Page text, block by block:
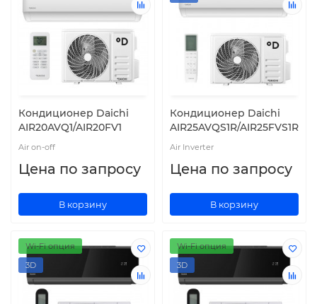
Кондиционер Daichi
AIR20AVQ1/AIR20FV1
Air on-off
Цена по запросу
В корзину
Кондиционер Daichi
AIR25AVQS1R/AIR25FVS1R
Air Inverter
Цена по запросу
В корзину
Wi-Fi опция
3D
Wi-Fi опция
3D